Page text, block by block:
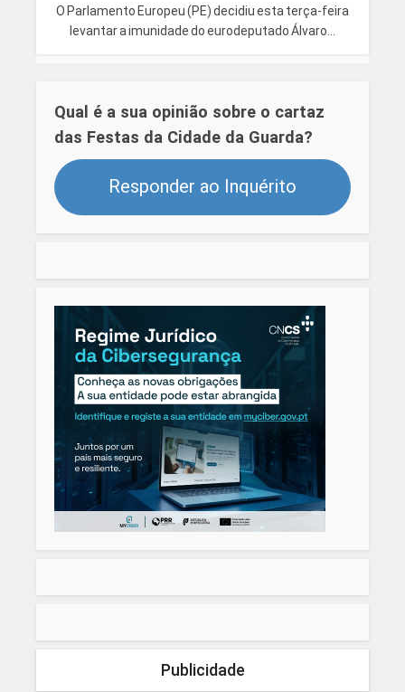
O Parlamento Europeu (PE) decidiu esta terça-feira
levantar a imunidade do eurodeputado Álvaro...
Qual é a sua opinião sobre o cartaz
das Festas da Cidade da Guarda?
Responder ao Inquérito
Publicidade